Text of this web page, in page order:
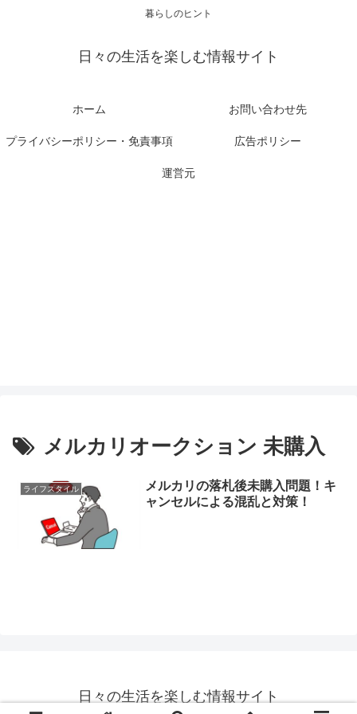
暮らしのヒント
日々の生活を楽しむ情報サイト
ホーム お問い合わせ先
プライバシーポリシー・免責事項 広告ポリシー
運営元
メルカリオークション 未購入
ライフスタイル
メルカリの落札後未購入問題！キ
ャンセルによる混乱と対策！
日々の生活を楽しむ情報サイト